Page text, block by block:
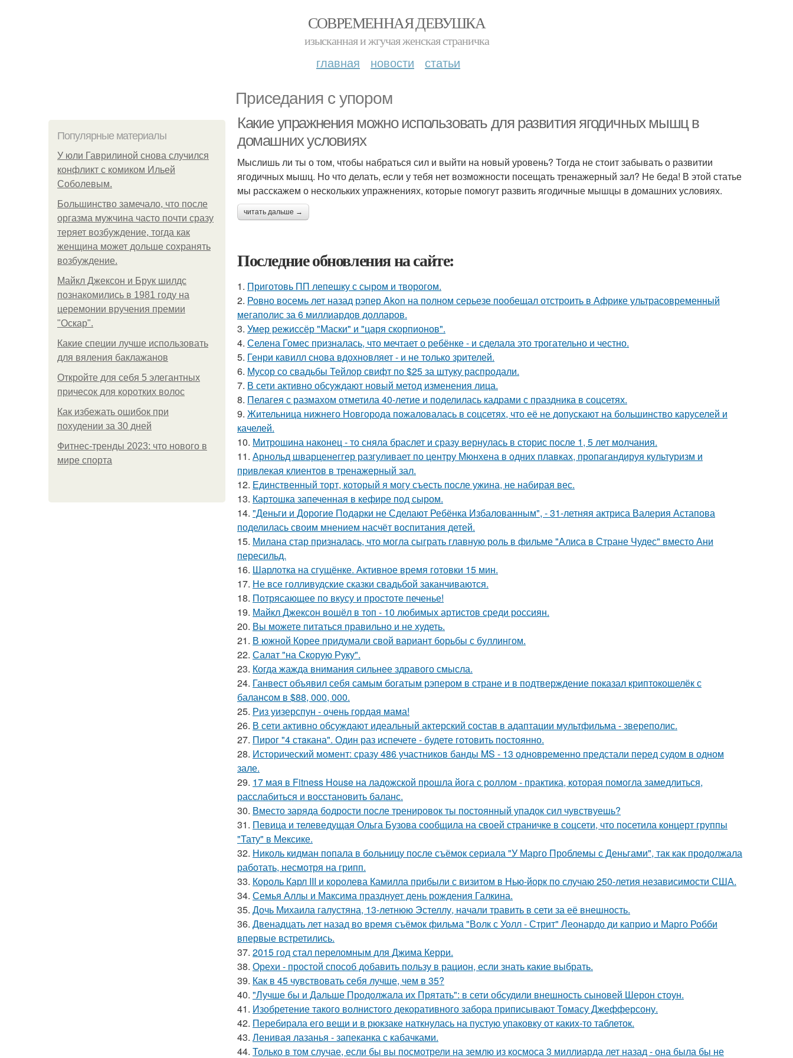
СОВРЕМЕННАЯ ДЕВУШКА
изысканная и жгучая женская страничка
главная новости статьи
Приседания с упором
Популярные материалы
У юли Гаврилиной снова случился
конфликт с комиком Ильей
Соболевым.
Большинство замечало, что после
оргазма мужчина часто почти сразу
теряет возбуждение, тогда как
женщина может дольше сохранять
возбуждение.
Майкл Джексон и Брук шилдс
познакомились в 1981 году на
церемонии вручения премии
"Оскар".
Какие специи лучше использовать
для вяления баклажанов
Откройте для себя 5 элегантных
причесок для коротких волос
Как избежать ошибок при
похудении за 30 дней
Фитнес-тренды 2023: что нового в
мире спорта
Какие упражнения можно использовать для развития ягодичных мышц в
домашних условиях
Мыслишь ли ты о том, чтобы набраться сил и выйти на новый уровень? Тогда не стоит забывать о развитии
ягодичных мышц. Но что делать, если у тебя нет возможности посещать тренажерный зал? Не беда! В этой статье
мы расскажем о нескольких упражнениях, которые помогут развить ягодичные мышцы в домашних условиях.
читать дальше →
Последние обновления на сайте:
1. Приготовь ПП лепешку с сыром и творогом.
2. Ровно восемь лет назад рэпер Akon на полном серьезе пообещал отстроить в Африке ультрасовременный
мегаполис за 6 миллиардов долларов.
3. Умер режиссёр "Маски" и "царя скорпионов".
4. Селена Гомес призналась, что мечтает о ребёнке - и сделала это трогательно и честно.
5. Генри кавилл снова вдохновляет - и не только зрителей.
6. Мусор со свадьбы Тейлор свифт по $25 за штуку распродали.
7. В сети активно обсуждают новый метод изменения лица.
8. Пелагея с размахом отметила 40-летие и поделилась кадрами с праздника в соцсетях.
9. Жительница нижнего Новгорода пожаловалась в соцсетях, что её не допускают на большинство каруселей и
качелей.
10. Митрошина наконец - то сняла браслет и сразу вернулась в сторис после 1, 5 лет молчания.
11. Арнольд шварценеггер разгуливает по центру Мюнхена в одних плавках, пропагандируя культуризм и
привлекая клиентов в тренажерный зал.
12. Единственный торт, который я могу съесть после ужина, не набирая вес.
13. Картошка запеченная в кефире под сыром.
14. "Деньги и Дорогие Подарки не Сделают Ребёнка Избалованным", - 31-летняя актриса Валерия Астапова
поделилась своим мнением насчёт воспитания детей.
15. Милана стар призналась, что могла сыграть главную роль в фильме "Алиса в Стране Чудес" вместо Ани
пересильд.
16. Шарлотка на сгущёнке. Активное время готовки 15 мин.
17. Не все голливудские сказки свадьбой заканчиваются.
18. Потрясающее по вкусу и простоте печенье!
19. Майкл Джексон вошёл в топ - 10 любимых артистов среди россиян.
20. Вы можете питаться правильно и не худеть.
21. В южной Корее придумали свой вариант борьбы с буллингом.
22. Салат "на Скорую Руку".
23. Когда жажда внимания сильнее здравого смысла.
24. Ганвест объявил себя самым богатым рэпером в стране и в подтверждение показал криптокошелёк с
балансом в $88, 000, 000.
25. Риз уизерспун - очень гордая мама!
26. В сети активно обсуждают идеальный актерский состав в адаптации мультфильма - звереполис.
27. Пирог "4 стaкана". Один раз испечете - будете готовить постоянно.
28. Исторический момент: сразу 486 участников банды MS - 13 одновременно предстали перед судом в одном
зале.
29. 17 мая в Fitness House на ладожской прошла йога с роллом - практика, которая помогла замедлиться,
расслабиться и восстановить баланс.
30. Вместо заряда бодрости после тренировок ты постоянный упадок сил чувствуешь?
31. Певица и телеведущая Ольга Бузова сообщила на своей страничке в соцсети, что посетила концерт группы
"Тату" в Мексике.
32. Николь кидман попала в больницу после съёмок сериала "У Марго Проблемы с Деньгами", так как продолжала
работать, несмотря на грипп.
33. Король Карл III и королева Камилла прибыли с визитом в Нью-йорк по случаю 250-летия независимости США.
34. Семья Аллы и Максима празднует день рождения Галкина.
35. Дочь Михаила галустяна, 13-летнюю Эстеллу, начали травить в сети за её внешность.
36. Двенадцать лет назад во время съёмок фильма "Волк с Уолл - Стрит" Леонардо ди каприо и Марго Робби
впервые встретились.
37. 2015 год стал переломным для Джима Керри.
38. Орехи - простой способ добавить пользу в рацион, если знать какие выбрать.
39. Как в 45 чувствовать себя лучше, чем в 35?
40. "Лучше бы и Дальше Продолжала их Прятать": в сети обсудили внешность сыновей Шерон стоун.
41. Изобретение такого волнистого декоративного забора приписывают Томасу Джефферсону.
42. Перебирала его вещи и в рюкзаке наткнулась на пустую упаковку от каких-то таблеток.
43. Ленивая лазанья - запеканка с кабачками.
44. Только в том случае, если бы вы посмотрели на землю из космоса 3 миллиарда лет назад - она была бы не